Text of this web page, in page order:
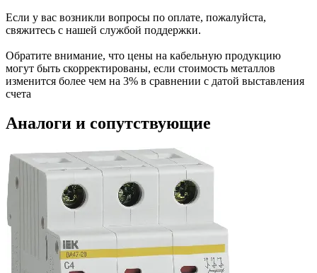
Если у вас возникли вопросы по оплате, пожалуйста,
свяжитесь с нашей службой поддержки.
Обратите внимание, что цены на кабельную продукцию
могут быть скорректированы, если стоимость металлов
изменится более чем на 3% в сравнении с датой выставления
счета
Аналоги и сопутствующие